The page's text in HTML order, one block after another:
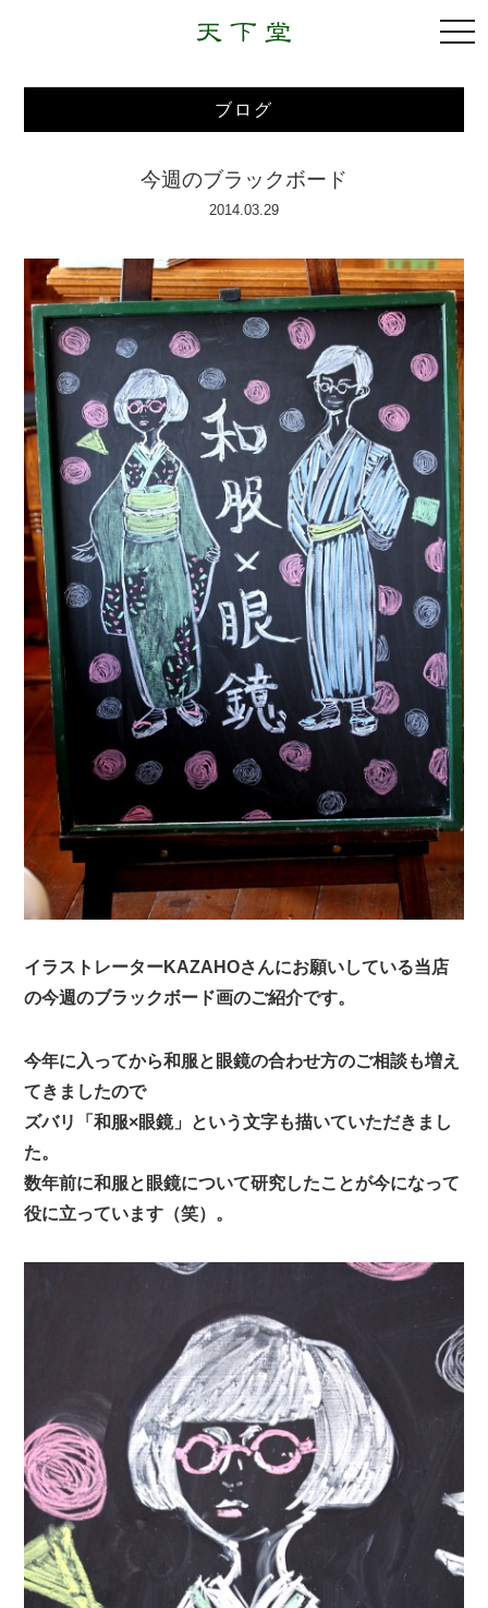
ブログ
今週のブラックボード
2014.03.29
イラストレーターKAZAHOさんにお願いしている当店
の今週のブラックボード画のご紹介です。
今年に入ってから和服と眼鏡の合わせ方のご相談も増え
てきましたので
ズバリ「和服×眼鏡」という文字も描いていただきまし
た。
数年前に和服と眼鏡について研究したことが今になって
役に立っています（笑）。